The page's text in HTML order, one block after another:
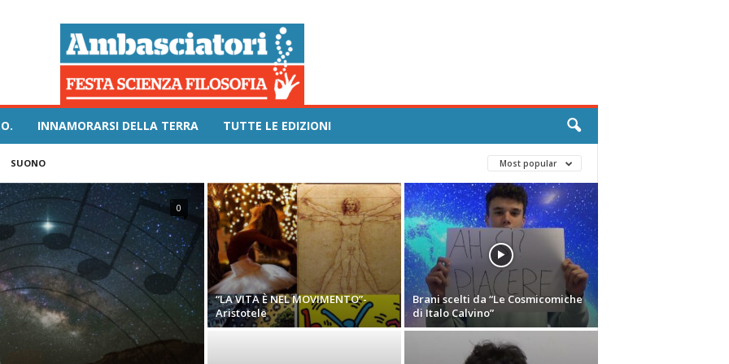
INNAMORARSI DELLA TERRA TUTTE LE EDIZIONI
SUONO Most popular
0
“LA VITA È NEL MOVIMENTO”-
Aristotele
Brani scelti da “Le Cosmicomiche
di Italo Calvino”